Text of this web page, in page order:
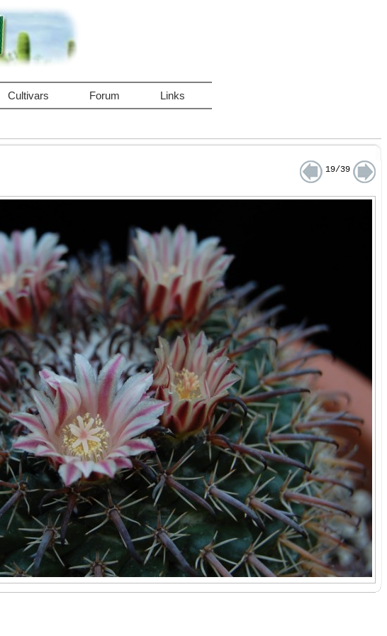
Cultivars Forum Links
19/39